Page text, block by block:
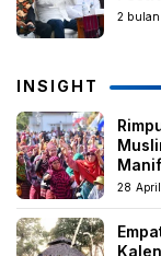
2
INSIGHT
28